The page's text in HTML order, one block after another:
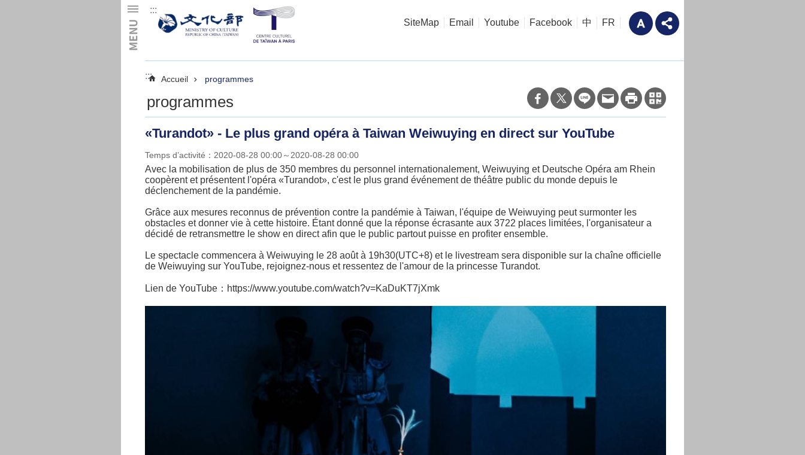
:::
SiteMap
Email Youtube Facebook 中 FR
::: Accueil programmes
programmes
«Turandot» - Le plus grand opéra à Taiwan Weiwuying en direct sur YouTube
Temps d’activité：2020-08-28 00:00～2020-08-28 00:00
Avec la mobilisation de plus de 350 membres du personnel internationalement, Weiwuying et Deutsche Opéra am Rhein
coopèrent et présentent l'opéra «Turandot», c'est le plus grand événement de théâtre public du monde depuis le
déclenchement de la pandémie.
Grâce aux mesures reconnus de prévention contre la pandémie à Taiwan, l'équipe de Weiwuying peut surmonter les
obstacles et donner vie à cette histoire. Étant donné que la réponse écrasante aux 3722 places limitées, l'organisateur a
décidé de retransmettre le show en direct afin que le public partout puisse en profiter ensemble.
Le spectacle commencera à Weiwuying le 28 août à 19h30(UTC+8) et le livestream sera disponible sur la chaîne officielle
de Weiwuying sur YouTube, rejoignez-nous et ressentez de l'amour de la princesse Turandot.
Lien de YouTube：https://www.youtube.com/watch?v=KaDuKT7jXmk